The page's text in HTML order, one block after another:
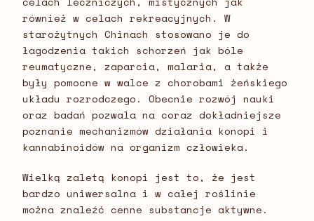
również w celach rekreacyjnych. W
starożytnych Chinach stosowano je do
łagodzenia takich schorzeń jak bóle
reumatyczne, zaparcia, malaria, a także
były pomocne w walce z chorobami żeńskiego
układu rozrodczego. Obecnie rozwój nauki
oraz badań pozwala na coraz dokładniejsze
poznanie mechanizmów działania konopi i
kannabinoidów na organizm człowieka.
Wielką zaletą konopi jest to, że jest
bardzo uniwersalna i w całej roślinie
można znaleźć cenne substancje aktywne.